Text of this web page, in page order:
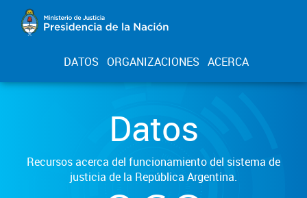
DATOS ORGANIZACIONES ACERCA
Datos
Recursos acerca del funcionamiento del sistema de
justicia de la República Argentina.